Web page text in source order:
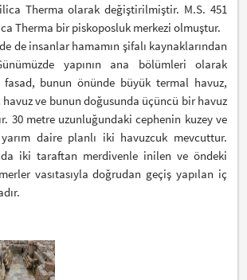
Therma olarak değiştirilmiştir. M.S. 451
Therma bir piskoposluk merkezi olmuştur.
de insanlar hamamın şifalı kaynaklarından
yapının ana bölümleri olarak
bunun önünde büyük termal havuz,
ve bunun doğusunda üçüncü bir havuz
30 metre uzunluğundaki cephenin kuzey ve
daire planlı iki havuzcuk mevcuttur.
iki taraftan merdivenle inilen ve öndeki
vasıtasıyla doğrudan geçiş yapılan iç